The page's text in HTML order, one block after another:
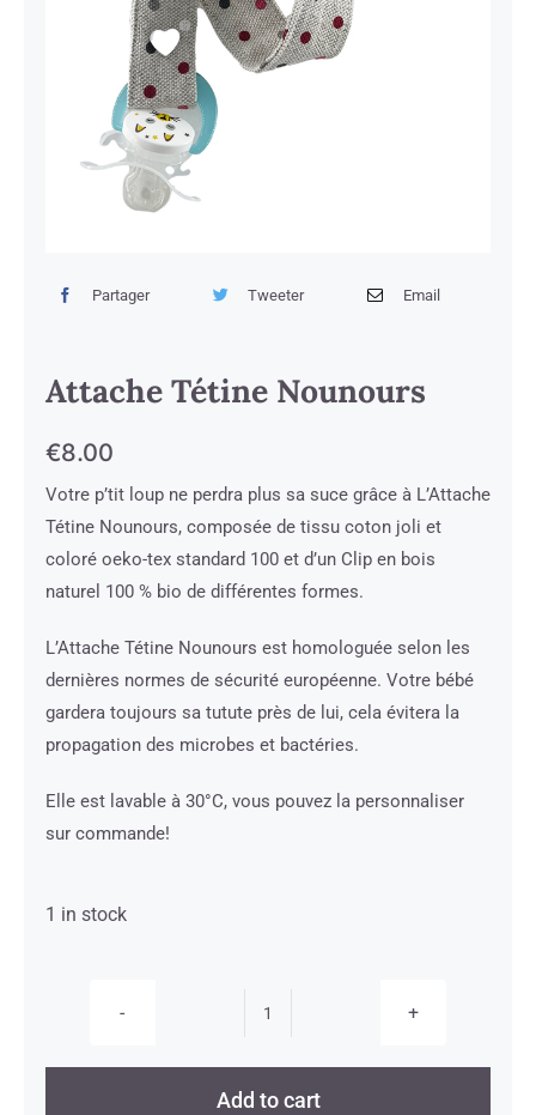
Partager Tweeter Email
Attache Tétine Nounours
€8.00
Votre p’tit loup ne perdra plus sa suce grâce à L’Attache
Tétine Nounours, composée de tissu coton joli et
coloré oeko-tex standard 100 et d’un Clip en bois
naturel 100 % bio de différentes formes.
L’Attache Tétine Nounours est homologuée selon les
dernières normes de sécurité européenne. Votre bébé
gardera toujours sa tutute près de lui, cela évitera la
propagation des microbes et bactéries.
Elle est lavable à 30°C, vous pouvez la personnaliser
sur commande!
1 in stock
Nounours
Add to cart